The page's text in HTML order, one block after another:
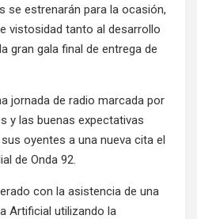
se estrenarán para la ocasión,
vistosidad tanto al desarrollo
gran gala final de entrega de
jornada de radio marcada por
y las buenas expectativas
oyentes a una nueva cita el
de Onda 92.
con la asistencia de una
Artificial utilizando la